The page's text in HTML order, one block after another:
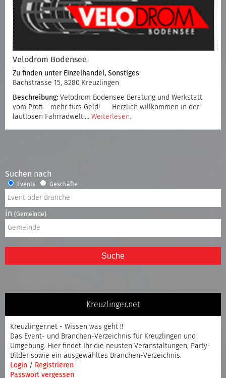
Velodrom Bodensee
Zu finden unter Einzelhandel, Sonstiges
Bachstrasse 15, 8280 Kreuzlingen
Beschreibung: Velodrom Bodensee Beratung und Werkstatt
vom Profi – mehr fürs Geld! Herzlich willkommen in der
lautlosen Fahrradwelt!… Weiterlesen..
Suchen nach
Events Geschäfte
in (Gemeinde)
Suche
Kreuzlinger.net
Kreuzlinger.net - Wissen was geht !!
Das Event- und Branchen-Verzeichnis für Kreuzlingen und
Umgebung. Hier findet Ihr die neusten Veranstaltungen, Party-
Bilder sowie ein ausgewähltes Branchen-Verzeichnis.
Login / Registrieren
Passwort vergessen